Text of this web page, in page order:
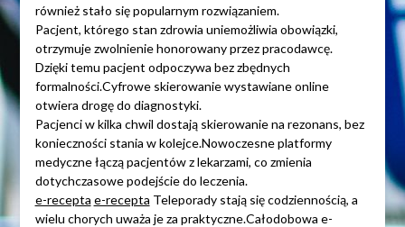
również stało się popularnym rozwiązaniem.
Pacjent, którego stan zdrowia uniemożliwia obowiązki,
otrzymuje zwolnienie honorowany przez pracodawcę.
Dzięki temu pacjent odpoczywa bez zbędnych
formalności.Cyfrowe skierowanie wystawiane online
otwiera drogę do diagnostyki.
Pacjenci w kilka chwil dostają skierowanie na rezonans, bez
konieczności stania w kolejce.Nowoczesne platformy
medyczne łączą pacjentów z lekarzami, co zmienia
dotychczasowe podejście do leczenia.
e-recepta e-recepta Teleporady stają się codziennością, a
wielu chorych uważa je za praktyczne.Całodobowa e-